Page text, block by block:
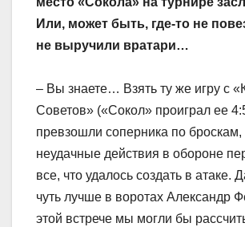
Или, может быть, где-то не
не выручили вратари…
– Вы знаете… Взять ту же игру с
Советов» («Сокол» проиграл ее
превзошли соперника по броскам,
неудачные действия в обороне
все, что удалось создать в атаке.
чуть лучше в воротах Александр
этой встрече мы могли бы